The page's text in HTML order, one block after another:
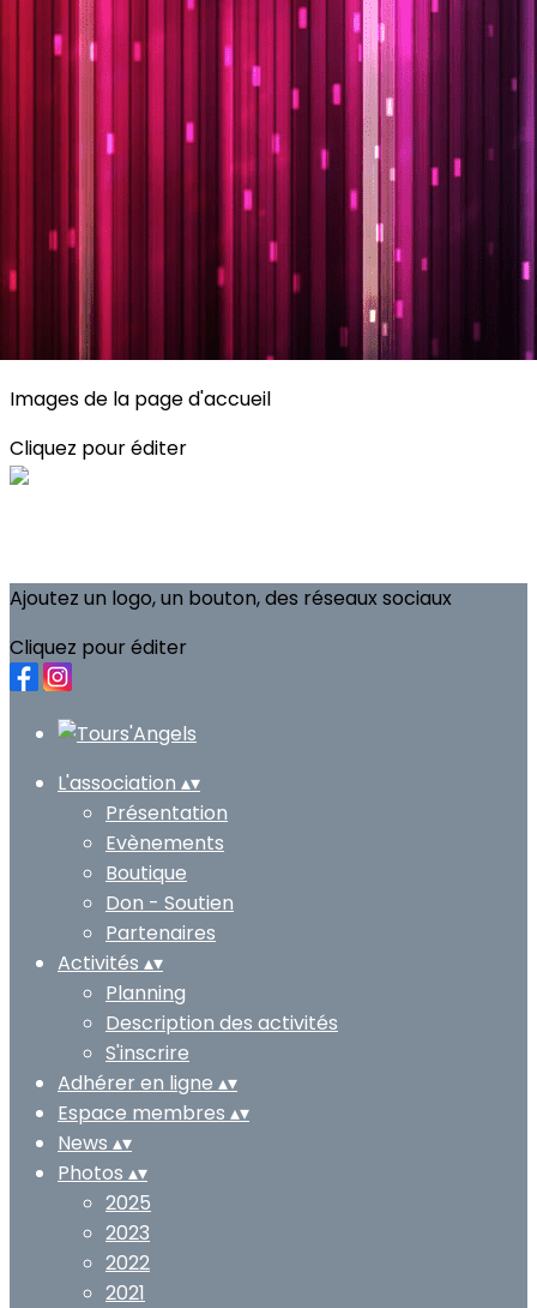
Exporter les lignes sélectionnées
Exporter toutes les colonnes
Exporter uniquement les colonnes affichées
Menu
Planning
Description des activités
S'inscrire
Images de la page d'accueil
Cliquez pour éditer
Ajoutez un logo, un bouton, des réseaux sociaux
Cliquez pour éditer
L'association ▴▾
Présentation
Evènements
Boutique
Don - Soutien
Partenaires
Activités ▴▾
Planning
Description des activités
S'inscrire
Adhérer en ligne ▴▾
Espace membres ▴▾
News ▴▾
Photos ▴▾
2025
2023
2022
2021